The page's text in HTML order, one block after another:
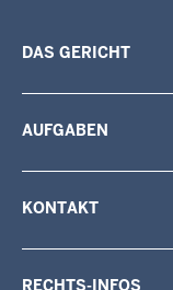
DAS GERICHT
AUFGABEN
KONTAKT
RECHTS-INFOS